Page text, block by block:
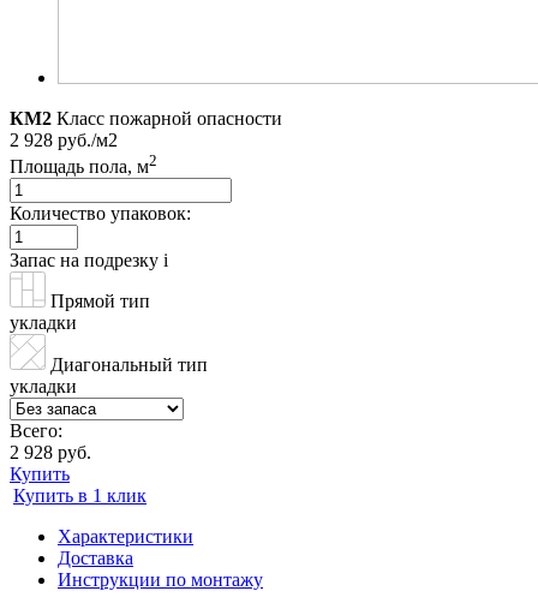
КМ2 Класс пожарной опасности
2 928 руб./м2
Площадь пола, м2
Количество упаковок:
Запас на подрезку i
Прямой тип
укладки
Диагональный тип
укладки
Всего:
2 928 руб.
Купить
Купить в 1 клик
Характеристики
Доставка
Инструкции по монтажу